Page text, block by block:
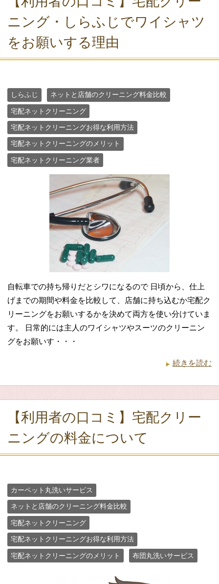
ニング・しらふじでワイシャツ
をお願いする理由
しらふじ ネットと店舗のクリーニング料金比較
宅配ネットクリーニング
宅配ネットクリーニングお得な利用方法
宅配ネットクリーニングのメリット
宅配ネットクリーニング業者
自転車での持ち帰りだとシワになるので 日頃から、仕上
げまでの期間や料金を比較して、店舗に持ち込むか宅配ク
リーニングをお願いするかを決めて両方を使い分けていま
す。 日常的には主人のワイシャツやスーツのクリーニン
グをお願いす・・・
続きを読む
【利用者の口コミ】宅配クリー
ニングの料金について
カーペット丸洗いサービス
ネットと店舗のクリーニング料金比較
宅配ネットクリーニング
宅配ネットクリーニングお得な利用方法
宅配ネットクリーニングのメリット 布団丸洗いサービス